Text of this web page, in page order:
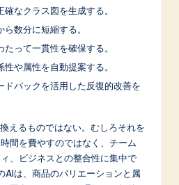
なクラス図を生成する。
数分に短縮する。
って一貫性を確保する。
や属性を自動提案する。
ドバックを活用した反復的改善を
えるものではない。むしろそれを
間を費やすのではなく、チーム
、ビジネスとの整合性に集中で
AIは、商品のバリエーションと属